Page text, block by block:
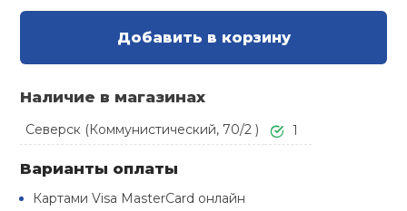
Скамьи
рамы
Барбекю
Обувь для
Ремни
Бутылки для
игры
стенки
сувениры
Добавить в корзину
Наличие в магазинах
Северск (Коммунистический, 70/2 ) 1
Варианты оплаты
Картами Visa MasterCard онлайн